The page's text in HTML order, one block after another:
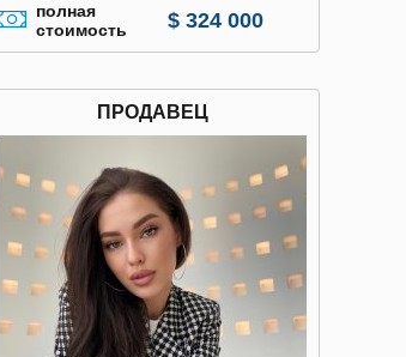
полная
стоимость
$ 324 000
ПРОДАВЕЦ